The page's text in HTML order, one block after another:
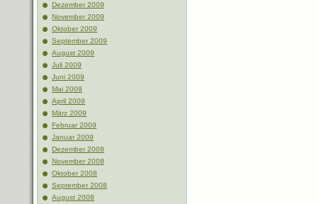
Dezember 2009
November 2009
Oktober 2009
September 2009
August 2009
Juli 2009
Juni 2009
Mai 2009
April 2009
März 2009
Februar 2009
Januar 2009
Dezember 2008
November 2008
Oktober 2008
September 2008
August 2008